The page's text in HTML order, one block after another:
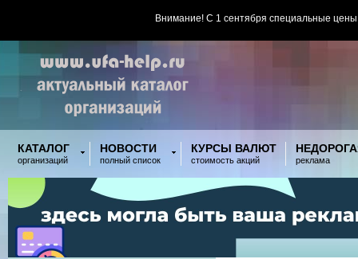
Внимание! С 1 сентября специальные
КАТАЛОГ
организаций
НОВОСТИ
полный список
КУРСЫ ВАЛЮТ
стоимость акций реклама